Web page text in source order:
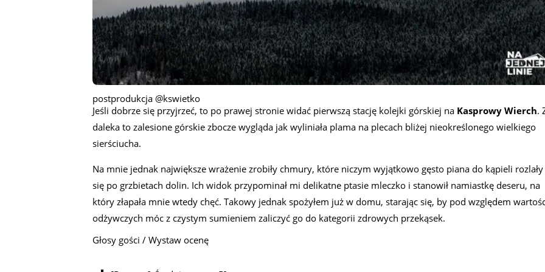
postprodukcja @kswietko
Jeśli dobrze się przyjrzeć, to po prawej stronie widać pierwszą stację kolejki górskiej na Kasprowy Wierch.
daleka to zalesione górskie zbocze wygląda jak wyliniała plama na plecach bliżej nieokreślonego wielkiego
sierściucha.
Na mnie jednak największe wrażenie zrobiły chmury, które niczym wyjątkowo gęsto piana do kąpieli rozlały
się po grzbietach dolin. Ich widok przypominał mi delikatne ptasie mleczko i stanowił namiastkę deseru, na
który złapała mnie wtedy chęć. Takowy jednak spożyłem już w domu, starając się, by pod względem
odżywczych móc z czystym sumieniem zaliczyć go do kategorii zdrowych przekąsek.
Głosy gości / Wystaw ocenę